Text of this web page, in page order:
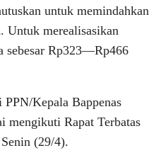
untuk memindahkan
Untuk merealisasikan
sebesar Rp323―Rp466
Kepala Bappenas
mengikuti Rapat Terbatas
(29/4).